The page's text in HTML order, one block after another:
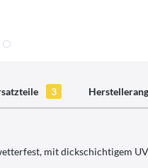
3
mit dickschichtigem